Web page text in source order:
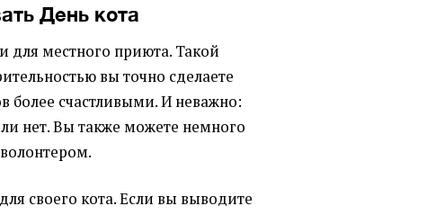
День кота
для местного приюта. Такой
вы точно сделаете
более счастливыми. И неважно:
нет. Вы также можете немного
своего кота. Если вы выводите